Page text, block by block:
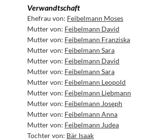
Verwandtschaft
Ehefrau von: Feibelmann Moses
Mutter von: Feibelmann David
Mutter von: Feibelmann Franziska
Mutter von: Feibelmann Sara
Mutter von: Feibelmann David
Mutter von: Feibelmann Sara
Mutter von: Feibelmann Leopold
Mutter von: Feibelmann Liebmann
Mutter von: Feibelmann Joseph
Mutter von: Feibelmann Anna
Mutter von: Feibelmann Judea
Tochter von: Bär Isaak